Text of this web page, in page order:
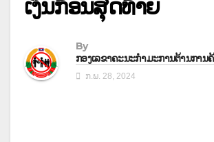
ເງິນກ້ອນສຸດທ້າຍ
By
ກອງເລຂາຄະນະກຳມະການຕ້ານການ
ກ.ພ. 28, 2024